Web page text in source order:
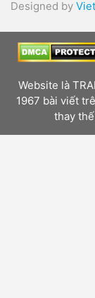
Designed by
Website là
1967 bài viết
thay